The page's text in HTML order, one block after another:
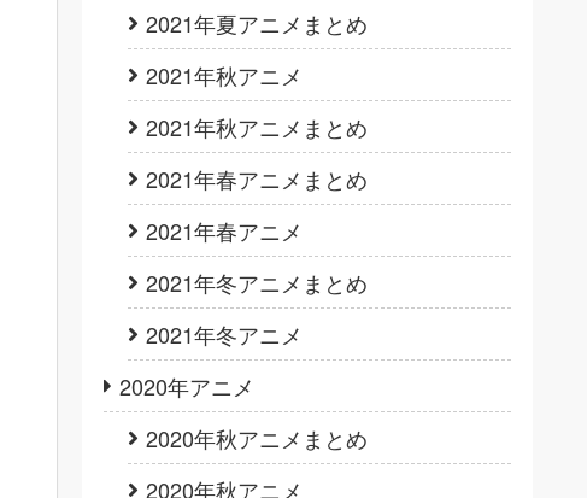
2021年夏アニメまとめ
2021年秋アニメ
2021年秋アニメまとめ
2021年春アニメまとめ
2021年春アニメ
2021年冬アニメまとめ
2021年冬アニメ
2020年アニメ
2020年秋アニメまとめ
2020年秋アニメ